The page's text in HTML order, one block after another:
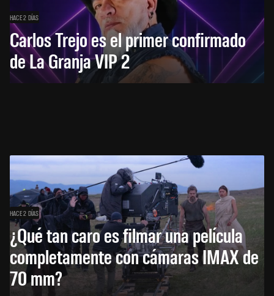
HACE 2 DÍAS
Carlos Trejo es el primer confirmado
de La Granja VIP 2
HACE 2 DÍAS
¿Qué tan caro es filmar una película
completamente con cámaras IMAX de
70 mm?